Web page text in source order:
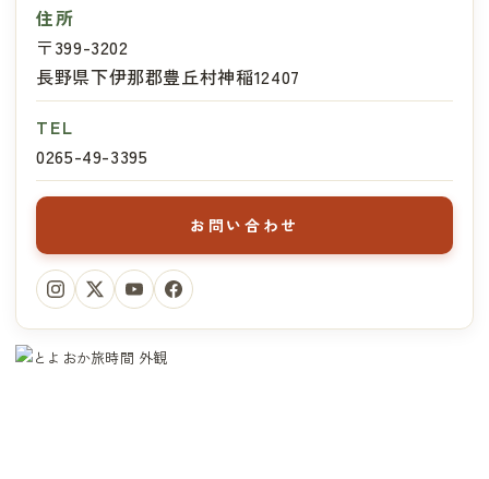
住所
〒399-3202
長野県下伊那郡豊丘村神稲12407
TEL
0265-49-3395
お問い合わせ